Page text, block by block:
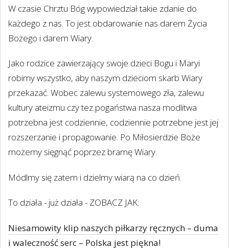
W czasie Chrztu Bóg wypowiedział takie zdanie do
każdego z nas. To jest obdarowanie nas darem Życia
Bożego i darem Wiary.
Jako rodzice zawierzający swoje dzieci Bogu i Maryi
robimy wszystko, aby naszym dzieciom skarb Wiary
przekazać. Wobec zalewu systemowego zła, zalewu
kultury ateizmu czy tez pogaństwa nasza modlitwa
potrzebna jest codziennie, codziennie potrzebne jest jej
rozszerzanie i propagowanie. Po Miłosierdzie Boże
możemy sięgnąć poprzez bramę Wiary.
Módlmy się zatem i dzielmy wiarą na co dzień.
To działa - już działa - ZOBACZ JAK:
Niesamowity klip naszych piłkarzy ręcznych – duma
i waleczność serc – Polska jest piękna!